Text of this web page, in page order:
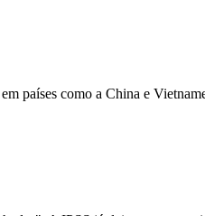
em países como a China e